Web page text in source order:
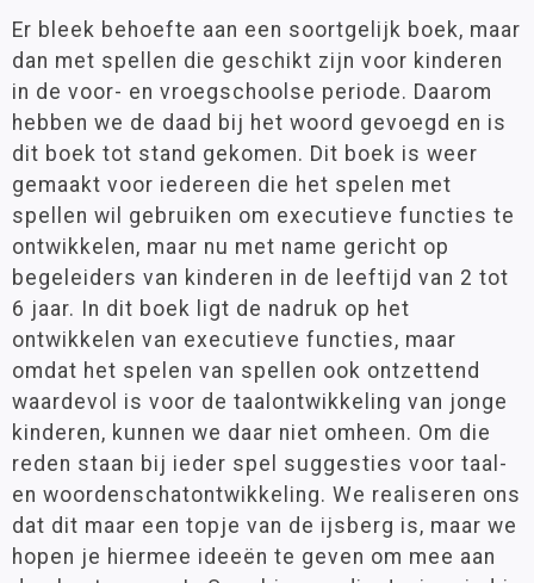
Er bleek behoefte aan een soortgelijk boek, maar
dan met spellen die geschikt zijn voor kinderen
in de voor- en vroegschoolse periode. Daarom
hebben we de daad bij het woord gevoegd en is
dit boek tot stand gekomen. Dit boek is weer
gemaakt voor iedereen die het spelen met
spellen wil gebruiken om executieve functies te
ontwikkelen, maar nu met name gericht op
begeleiders van kinderen in de leeftijd van 2 tot
6 jaar. In dit boek ligt de nadruk op het
ontwikkelen van executieve functies, maar
omdat het spelen van spellen ook ontzettend
waardevol is voor de taalontwikkeling van jonge
kinderen, kunnen we daar niet omheen. Om die
reden staan bij ieder spel suggesties voor taal-
en woordenschatontwikkeling. We realiseren ons
dat dit maar een topje van de ijsberg is, maar we
hopen je hiermee ideeën te geven om mee aan